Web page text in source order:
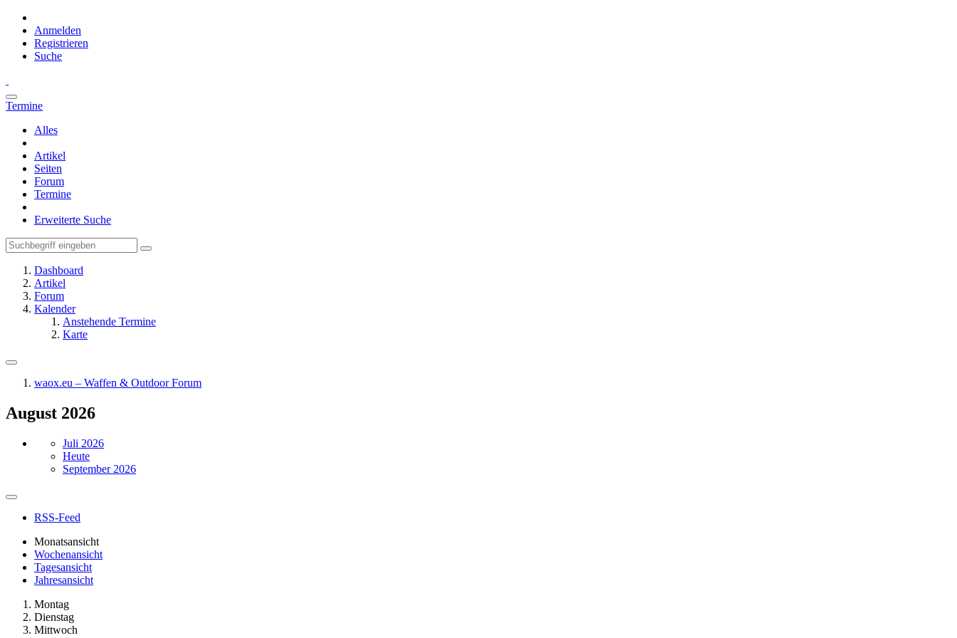
Anmelden
Registrieren
Suche
Termine
Alles
Artikel
Seiten
Forum
Termine
Erweiterte Suche
Dashboard
Artikel
Forum
Kalender
Anstehende Termine
Karte
waox.eu – Waffen & Outdoor Forum
August 2026
Juli 2026
Heute
September 2026
RSS-Feed
Monatsansicht
Wochenansicht
Tagesansicht
Jahresansicht
Montag
Dienstag
Mittwoch